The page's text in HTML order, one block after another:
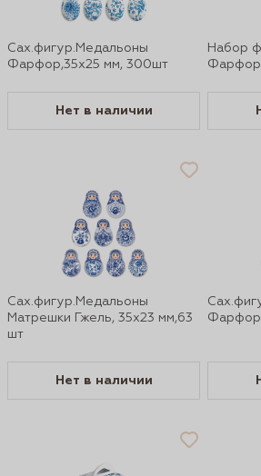
Сах.фигур.Медальоны
Фарфор,35х25 мм, 300шт
Нет в наличии
Набор
Сах.фигур.Медальоны
Матрешки Гжель, 35х23 мм,63
шт
Нет в наличии